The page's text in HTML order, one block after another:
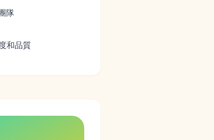
隊
和品質